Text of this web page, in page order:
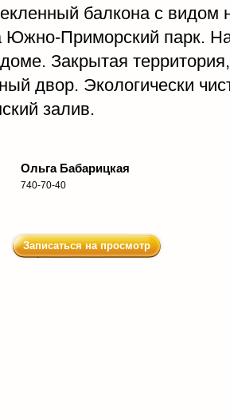
балкона с видом
Южно-Приморский парк.
Закрытая
двор. Экологически
залив.
Ольга Бабарицкая
740-70-40
Записаться на просмотр